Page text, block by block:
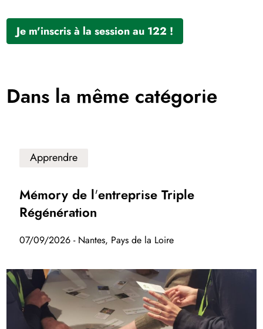
Je m'inscris à la session au 122 !
Dans la même catégorie
Apprendre
Mémory de l'entreprise Triple
Régénération
07/09/2026 - Nantes, Pays de la Loire